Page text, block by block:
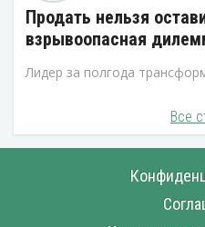
Продать нельзя
взрывоопасная
Лидер за полгода
Все